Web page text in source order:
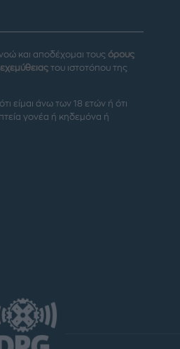
και αποδέχομαι τους όρους
του ιστοτόπου της
είμαι άνω των 18 ετών ή ότι
γονέα ή κηδεμόνα ή